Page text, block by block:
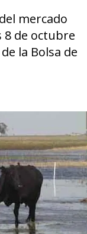
mercado
8 de octubre
la Bolsa de